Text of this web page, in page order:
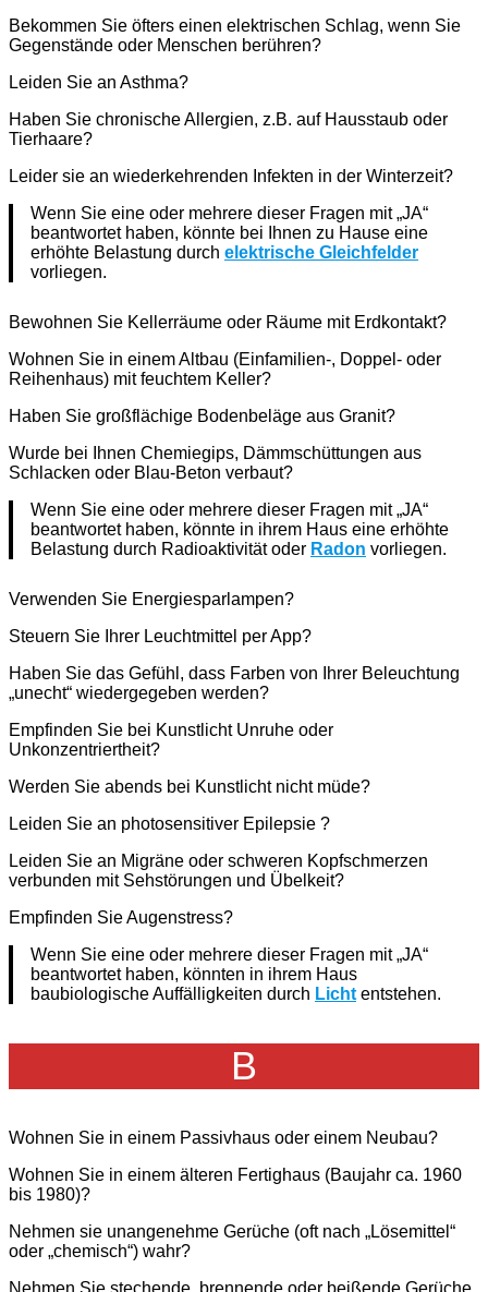
Bekommen Sie öfters einen elektrischen Schlag, wenn Sie
Gegenstände oder Menschen berühren?
Leiden Sie an Asthma?
Haben Sie chronische Allergien, z.B. auf Hausstaub oder
Tierhaare?
Leider sie an wiederkehrenden Infekten in der Winterzeit?
Wenn Sie eine oder mehrere dieser Fragen mit „JA“
beantwortet haben, könnte bei Ihnen zu Hause eine
erhöhte Belastung durch elektrische Gleichfelder
vorliegen.
Bewohnen Sie Kellerräume oder Räume mit Erdkontakt?
Wohnen Sie in einem Altbau (Einfamilien-, Doppel- oder
Reihenhaus) mit feuchtem Keller?
Haben Sie großflächige Bodenbeläge aus Granit?
Wurde bei Ihnen Chemiegips, Dämmschüttungen aus
Schlacken oder Blau-Beton verbaut?
Wenn Sie eine oder mehrere dieser Fragen mit „JA“
beantwortet haben, könnte in ihrem Haus eine erhöhte
Belastung durch Radioaktivität oder Radon vorliegen.
Verwenden Sie Energiesparlampen?
Steuern Sie Ihrer Leuchtmittel per App?
Haben Sie das Gefühl, dass Farben von Ihrer Beleuchtung
„unecht“ wiedergegeben werden?
Empfinden Sie bei Kunstlicht Unruhe oder
Unkonzentriertheit?
Werden Sie abends bei Kunstlicht nicht müde?
Leiden Sie an photosensitiver Epilepsie ?
Leiden Sie an Migräne oder schweren Kopfschmerzen
verbunden mit Sehstörungen und Übelkeit?
Empfinden Sie Augenstress?
Wenn Sie eine oder mehrere dieser Fragen mit „JA“
beantwortet haben, könnten in ihrem Haus
baubiologische Auffälligkeiten durch Lichtentstehen.
B
Wohnen Sie in einem Passivhaus oder einem Neubau?
Wohnen Sie in einem älteren Fertighaus (Baujahr ca. 1960
bis 1980)?
Nehmen sie unangenehme Gerüche (oft nach „Lösemittel“
oder „chemisch“) wahr?